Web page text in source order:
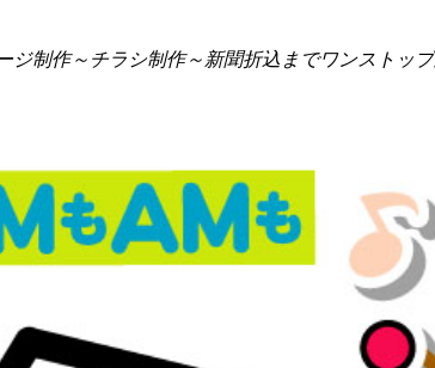
ジ制作～チラシ制作～新聞折込までワンストッ